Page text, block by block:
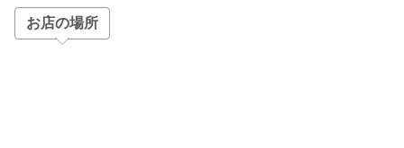
お店の場所